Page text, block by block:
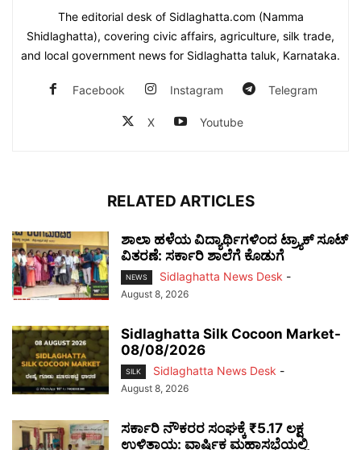
The editorial desk of Sidlaghatta.com (Namma
Shidlaghatta), covering civic affairs, agriculture, silk trade,
and local government news for Sidlaghatta taluk, Karnataka.
Facebook Instagram Telegram
X Youtube
RELATED ARTICLES
ಶಾಲಾ ಹಳೆಯ ವಿದ್ಯಾರ್ಥಿಗಳಿಂದ ಟ್ರ್ಯಾಕ್‌ ಸೂಟ್
ವಿತರಣೆ: ಸರ್ಕಾರಿ ಶಾಲೆಗೆ ಕೊಡುಗೆ
NEWS Sidlaghatta News Desk -
August 8, 2026
Sidlaghatta Silk Cocoon Market-
08/08/2026
SILK Sidlaghatta News Desk -
August 8, 2026
ಸರ್ಕಾರಿ ನೌಕರರ ಸಂಘಕ್ಕೆ ₹5.17 ಲಕ್ಷ
ಉಳಿತಾಯ: ವಾರ್ಷಿಕ ಮಹಾಸಭೆಯಲ್ಲಿ